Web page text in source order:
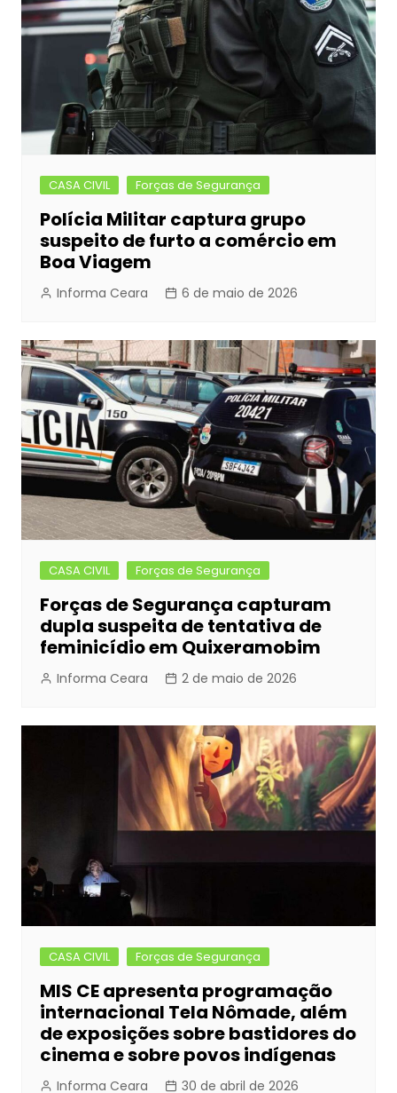
CASA CIVIL Forças de Segurança
Polícia Militar captura grupo
suspeito de furto a comércio em
Boa Viagem
Informa Ceara 6 de maio de 2026
CASA CIVIL Forças de Segurança
Forças de Segurança capturam
dupla suspeita de tentativa de
feminicídio em Quixeramobim
Informa Ceara 2 de maio de 2026
CASA CIVIL Forças de Segurança
MIS CE apresenta programação
internacional Tela Nômade, além
de exposições sobre bastidores do
cinema e sobre povos indígenas
Informa Ceara 30 de abril de 2026